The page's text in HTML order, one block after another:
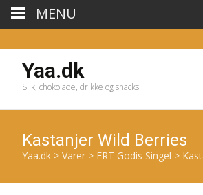
Yaa.dk
Slik, chokolade, drikke og snacks
Kastanjer Wild Berries
Yaa.dk > Varer > ERT Godis Singel >
MENU